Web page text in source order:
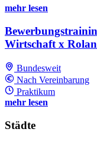
mehr lesen
Wirtschaft x
Bundesweit
Nach Vereinbarung
Praktikum
mehr lesen
Städte